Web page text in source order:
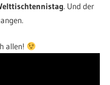
. Und der
allen!